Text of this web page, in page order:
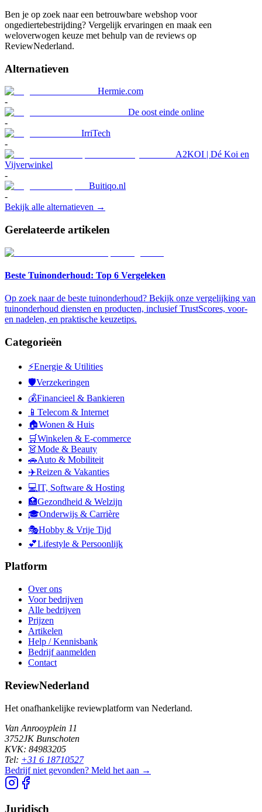
Ben je op zoek naar een betrouwbare webshop voor
ongediertebestrijding? Vergelijk ervaringen en maak een
weloverwogen keuze met behulp van de reviews op
ReviewNederland.
Alternatieven
Hermie.com
-
De oost einde online
-
IrriTech
-
A2KOI | Dé Koi en
Vijverwinkel
-
Buitiqo.nl
-
Bekijk alle alternatieven →
Gerelateerde artikelen
Beste Tuinonderhoud: Top 6 Vergeleken
Op zoek naar de beste tuinonderhoud? Bekijk onze vergelijking van
tuinonderhoud diensten en producten, inclusief TrustScores, voor-
en nadelen, en praktische keuzetips.
Categorieën
⚡Energie & Utilities
🛡️Verzekeringen
💰Financieel & Bankieren
📱 Telecom & Internet
🏠Wonen & Huis
🛒Winkelen & E-commerce
👗Mode & Beauty
🚗Auto & Mobiliteit
✈️Reizen & Vakanties
💻IT, Software & Hosting
🏥Gezondheid & Welzijn
🎓Onderwijs & Carrière
🎭Hobby & Vrije Tijd
💕Lifestyle & Persoonlijk
Platform
Over ons
Voor bedrijven
Alle bedrijven
Prijzen
Artikelen
Help / Kennisbank
Bedrijf aanmelden
Contact
ReviewNederland
Het onafhankelijke reviewplatform van Nederland.
Van Anrooyplein 11
3752JK Bunschoten
KVK: 84983205
Tel: +31 6 18710527
Bedrijf niet gevonden? Meld het aan →
Juridisch